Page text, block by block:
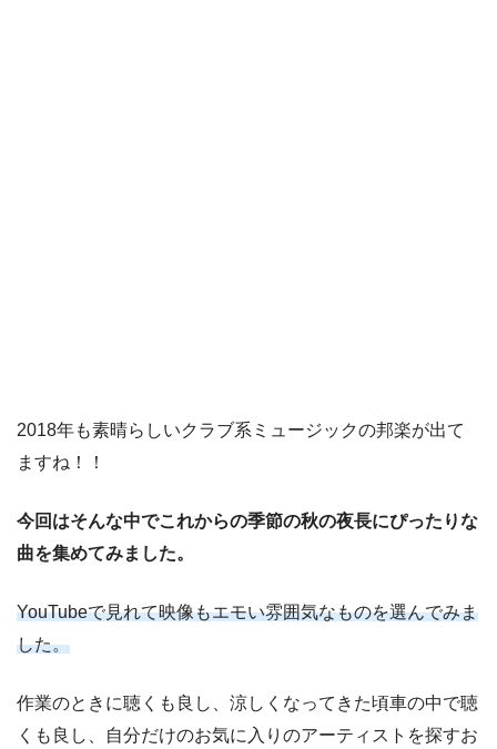
2018年も素晴らしいクラブ系ミュージックの邦楽が出て
ますね！！
今回はそんな中でこれからの季節の秋の夜長にぴったりな
曲を集めてみました。
YouTubeで見れて映像もエモい雰囲気なものを選んでみま
した。
作業のときに聴くも良し、涼しくなってきた頃車の中で聴
くも良し、自分だけのお気に入りのアーティストを探すお